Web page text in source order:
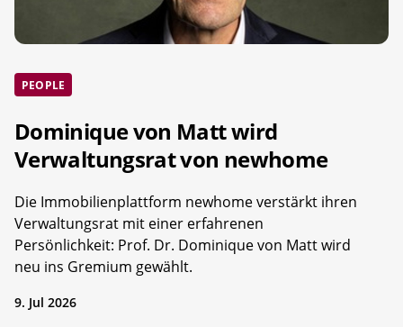
PEOPLE
Dominique von Matt wird
Verwaltungsrat von newhome
Die Immobilienplattform newhome verstärkt ihren
Verwaltungsrat mit einer erfahrenen
Persönlichkeit: Prof. Dr. Dominique von Matt wird
neu ins Gremium gewählt.
9. Jul 2026